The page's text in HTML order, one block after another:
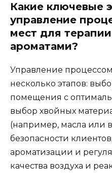
Какие ключевые
управление
мест для
ароматами?
Управление
несколько этапов:
помещения с
выбор хвойных
(например, масла или
безопасности
ароматизации и
качества воздуха и